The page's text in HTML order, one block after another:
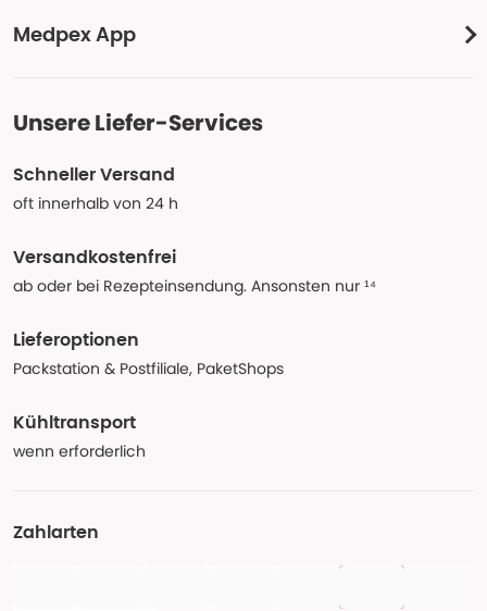
Medpex App
Unsere Liefer-Services
Schneller Versand
oft innerhalb von 24 h
Versandkostenfrei
ab oder bei Rezepteinsendung. Ansonsten nur ¹⁴
Lieferoptionen
Packstation & Postfiliale, PaketShops
Kühltransport
wenn erforderlich
Zahlarten